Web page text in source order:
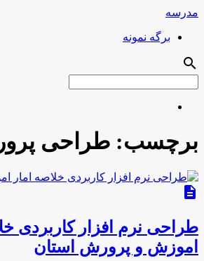
مدرسه
برگه نمونه
search
برچسب: طراحی
description
طراحی نرم افزار کاربردی
اموزش و پرورش استان